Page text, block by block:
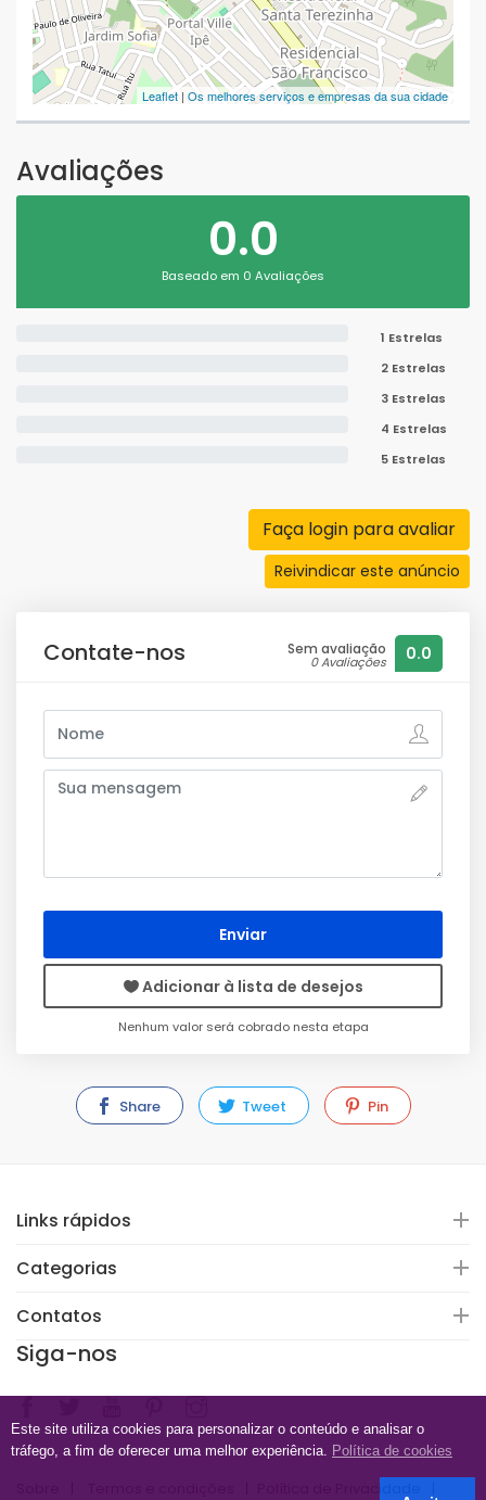
Leaflet | Os melhores serviços e empresas da sua cidade
Avaliações
0.0
Baseado em 0 Avaliações
1 Estrelas
2 Estrelas
3 Estrelas
4 Estrelas
5 Estrelas
Faça login para avaliar
Reivindicar este anúncio
Contate-nos Sem avaliação
0 Avaliações 0.0
Enviar
Adicionar à lista de desejos
Nenhum valor será cobrado nesta etapa
Share Tweet Pin
Links rápidos
Categorias
Contatos
Siga-nos
Este site utiliza cookies para personalizar o conteúdo e analisar o
tráfego, a fim de oferecer uma melhor experiência. Política de cookies